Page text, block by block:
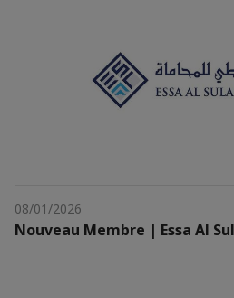
08/01/2026
Nouveau Membre | Essa Al